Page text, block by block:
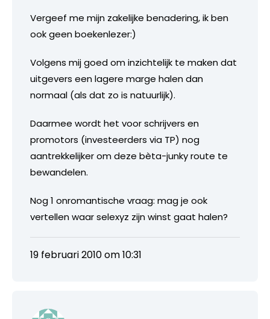
Vergeef me mijn zakelijke benadering, ik ben
ook geen boekenlezer:)
Volgens mij goed om inzichtelijk te maken dat
uitgevers een lagere marge halen dan
normaal (als dat zo is natuurlijk).
Daarmee wordt het voor schrijvers en
promotors (investeerders via TP) nog
aantrekkelijker om deze bèta-junky route te
bewandelen.
Nog 1 onromantische vraag: mag je ook
vertellen waar selexyz zijn winst gaat halen?
19 februari 2010 om 10:31